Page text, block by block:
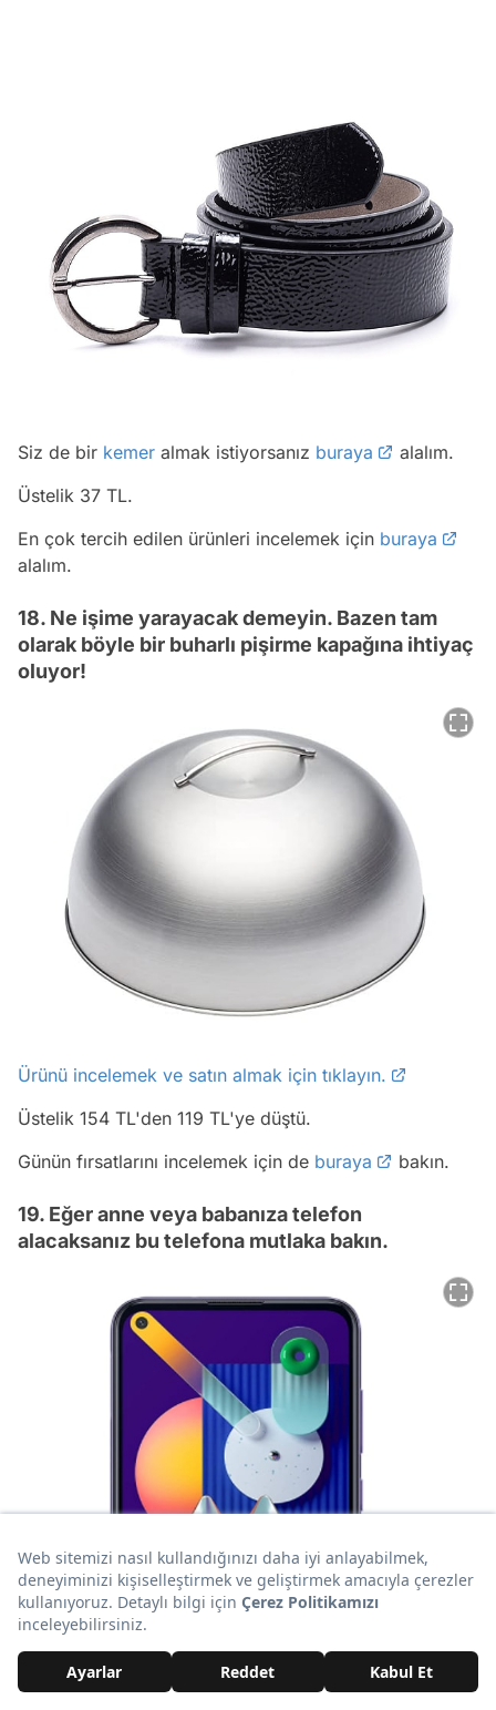
Siz de bir kemer almak istiyorsanız buraya
alalım.
Üstelik 37 TL.
En çok tercih edilen ürünleri incelemek için buraya
alalım.
18. Ne işime yarayacak demeyin. Bazen tam
olarak böyle bir buharlı pişirme kapağına ihtiyaç
oluyor!
Ürünü incelemek ve satın almak için tıklayın.
Üstelik 154 TL'den 119 TL'ye düştü.
Günün fırsatlarını incelemek için de buraya bakın.
19. Eğer anne veya babanıza telefon
alacaksanız bu telefona mutlaka bakın.